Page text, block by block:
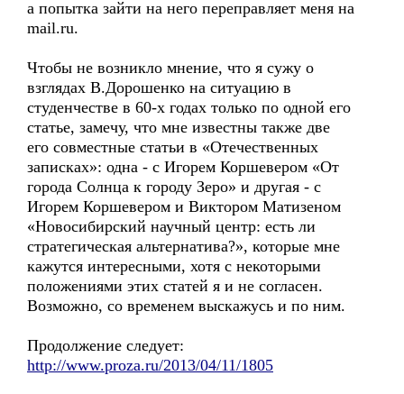
а попытка зайти на него переправляет меня на
mail.ru.
Чтобы не возникло мнение, что я сужу о
взглядах В.Дорошенко на ситуацию в
студенчестве в 60-х годах только по одной его
статье, замечу, что мне известны также две
его совместные статьи в «Отечественных
записках»: одна - с Игорем Коршевером «От
города Солнца к городу Зеро» и другая - с
Игорем Коршевером и Виктором Матизеном
«Новосибирский научный центр: есть ли
стратегическая альтернатива?», которые мне
кажутся интересными, хотя с некоторыми
положениями этих статей я и не согласен.
Возможно, со временем выскажусь и по ним.
Продолжение следует:
http://www.proza.ru/2013/04/11/1805